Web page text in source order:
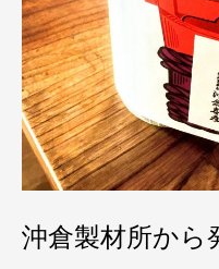
沖倉製材所か